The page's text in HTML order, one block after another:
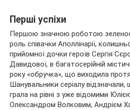
Перші успіхи
Першою значною роботою
роль співачки Аполлінарії,
прийомної дочки героїв Сергія
Давидової, в багатосерійній
року «обручка», що виходила
Шанувальники серіалу
грала на рівні з уже відомими
Олександром Волковим, Андрієм